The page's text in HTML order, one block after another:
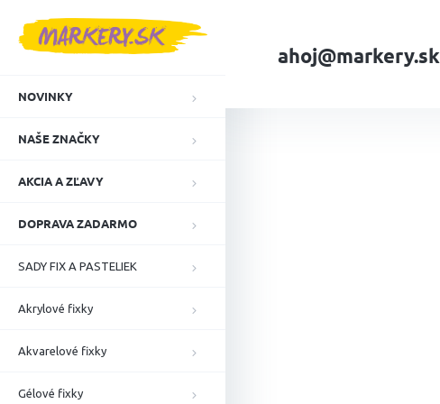
ahoj@markery.sk
NOVINKY
NAŠE ZNAČKY
AKCIA A ZĽAVY
DOPRAVA ZADARMO
SADY FIX A PASTELIEK
Akrylové fixky
Akvarelové fixky
Gélové fixky